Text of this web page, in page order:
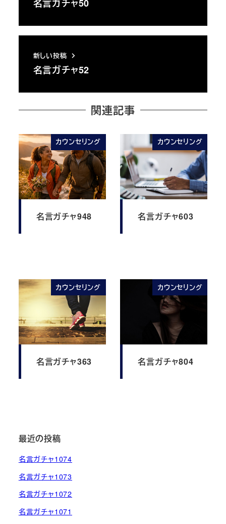
名言ガチャ50
新しい投稿
名言ガチャ52
関連記事
カウンセリング
名言ガチャ948
カウンセリング
名言ガチャ603
カウンセリング
名言ガチャ363
カウンセリング
名言ガチャ804
最近の投稿
名言ガチャ1074
名言ガチャ1073
名言ガチャ1072
名言ガチャ1071